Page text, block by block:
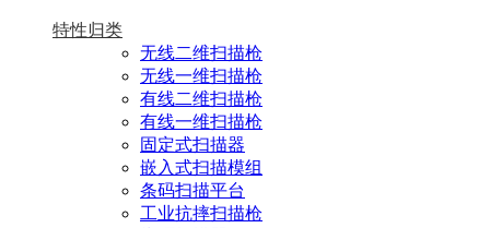
特性归类
无线二维扫描枪
无线一维扫描枪
有线二维扫描枪
有线一维扫描枪
固定式扫描器
嵌入式扫描模组
条码扫描平台
工业抗摔扫描枪